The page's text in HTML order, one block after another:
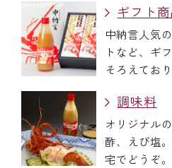
ギフト
中納言人気
トなど、ギ
そろえており
調味料
オリジナル
酢、えび塩
宅でどうぞ。